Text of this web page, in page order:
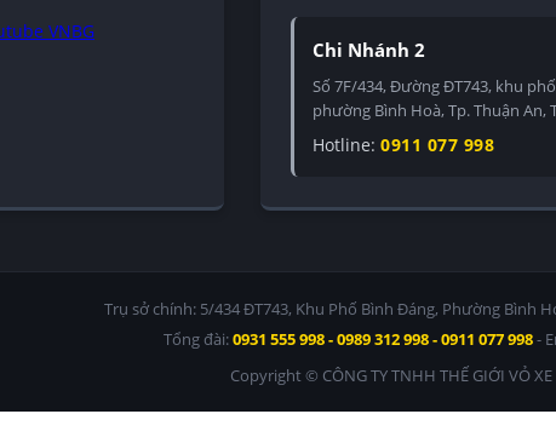
Chi Nhánh 2
Số 7F/434, Đường ĐT743, khu
phường Bình Hoà, Tp. Thuận An,
Hotline: 0911 077 998
Trụ sở chính: 5/434 ĐT743, Khu Phố Bình Đáng, Phường Bình
Tổng đài:0931 555 998 - 0989 312 998 - 0911 077 998-
Copyright © CÔNG TY TNHH THẾ GIỚI VỎ XE